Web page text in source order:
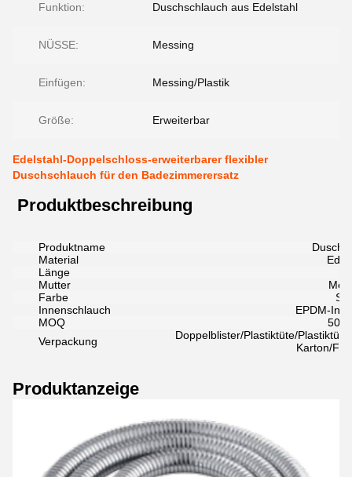
Funktion: Duschschlauch aus Edelstahl
NÜSSE: Messing
Einfügen: Messing/Plastik
Größe: Erweiterbar
Edelstahl-Doppelschloss-erweiterbarer flexibler
Duschschlauch für den Badezimmerersatz
Produktbeschreibung
Produktname
Material
Länge
Mutter
Farbe
Innenschlauch
EPDM-
MOQ
50
Verpackung
Doppelblister/Plastiktüte/
Karton/
Produktanzeige